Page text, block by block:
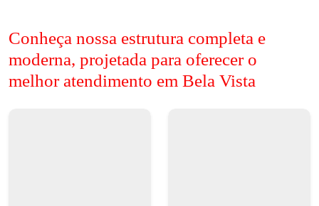
Conheça nossa estrutura completa e
moderna, projetada para oferecer o
melhor atendimento em Bela Vista